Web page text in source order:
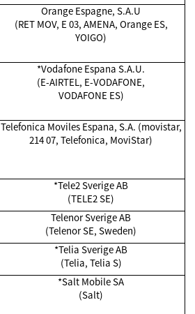
Orange Espagne, S.A.U
(RET MOV, E 03, AMENA, Orange ES,
YOIGO)
*Vodafone Espana S.A.U.
(E-AIRTEL, E-VODAFONE,
VODAFONE ES)
Telefonica Moviles Espana, S.A. (movistar,
214 07, Telefonica, MoviStar)
*Tele2 Sverige AB
(TELE2 SE)
Telenor Sverige AB
(Telenor SE, Sweden)
*Telia Sverige AB
(Telia, Telia S)
*Salt Mobile SA
(Salt)